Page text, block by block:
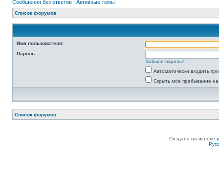
Сообщения без ответов | Активные темы
Список форумов
Имя пользователя:
Пароль:
Забыли пароль?
Автоматически входить
Скрыть мое пребывание
Список форумов
Создано на основе